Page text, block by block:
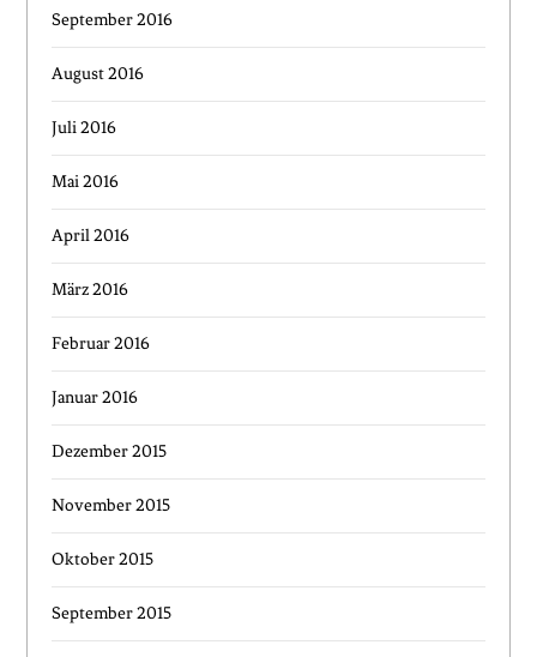
September 2016
August 2016
Juli 2016
Mai 2016
April 2016
März 2016
Februar 2016
Januar 2016
Dezember 2015
November 2015
Oktober 2015
September 2015